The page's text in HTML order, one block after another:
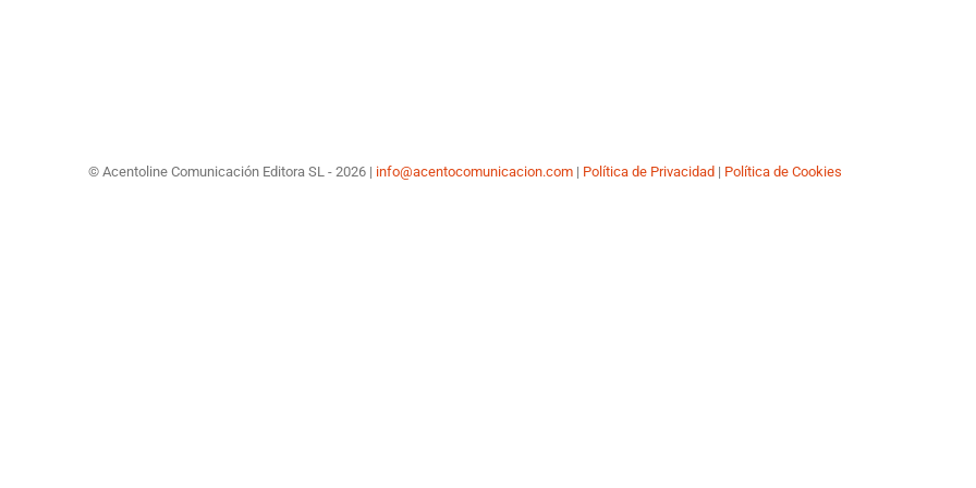
© Acentoline Comunicación Editora SL -2026 | info@acentocomunicacion.com | Política de Privacidad | Política de Cookies